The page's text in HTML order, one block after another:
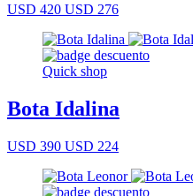
USD 420 USD 276
Quick shop
Bota Idalina
USD 390 USD 224